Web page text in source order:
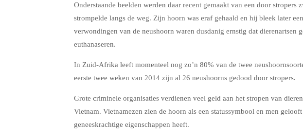
Onderstaande beelden werden daar recent gemaakt van een door stropers
strompelde langs de weg. Zijn hoorn was eraf gehaald en hij bleek later
verwondingen van de neushoorn waren dusdanig ernstig dat dierenartsen
euthanaseren.
In Zuid-Afrika leeft momenteel nog zo’n 80% van de twee
eerste twee weken van 2014 zijn al 26 neushoorns gedood door stropers.
Grote criminele organisaties verdienen veel geld aan het stropen van
Vietnam. Vietnamezen zien de hoorn als een statussymbool en men
geneeskrachtige eigenschappen heeft.